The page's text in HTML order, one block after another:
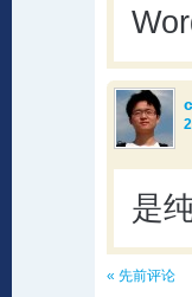
是
« 先前评论